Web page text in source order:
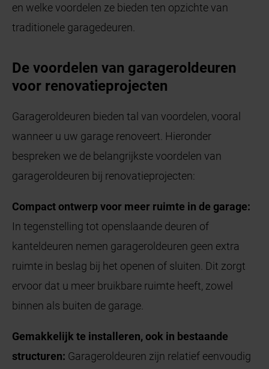
en welke voordelen ze bieden ten opzichte van
traditionele garagedeuren.
De voordelen van garageroldeuren
voor renovatieprojecten
Garageroldeuren bieden tal van voordelen, vooral
wanneer u uw garage renoveert. Hieronder
bespreken we de belangrijkste voordelen van
garageroldeuren bij renovatieprojecten:
Compact ontwerp voor meer ruimte in de garage:
In tegenstelling tot openslaande deuren of
kanteldeuren nemen garageroldeuren geen extra
ruimte in beslag bij het openen of sluiten. Dit zorgt
ervoor dat u meer bruikbare ruimte heeft, zowel
binnen als buiten de garage.
Gemakkelijk te installeren, ook in bestaande
structuren: Garageroldeuren zijn relatief eenvoudig